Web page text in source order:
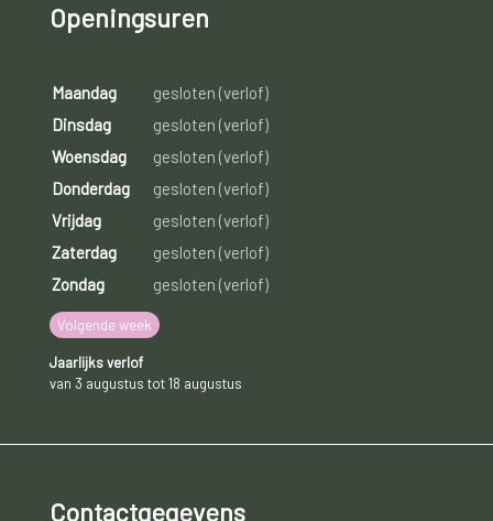
Openingsuren
Maandag
gesloten (verlof)
Dinsdag
gesloten (verlof)
Woensdag
gesloten (verlof)
Donderdag
gesloten (verlof)
Vrijdag
gesloten (verlof)
Zaterdag
gesloten (verlof)
Zondag
gesloten (verlof)
Volgende week
Jaarlijks verlof
van 3 augustus tot 18 augustus
Contactgegevens